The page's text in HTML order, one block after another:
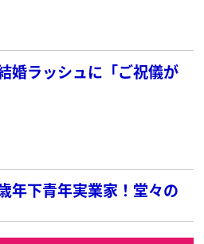
婚ラッシュに「ご祝儀が
年下青年実業家！堂々の